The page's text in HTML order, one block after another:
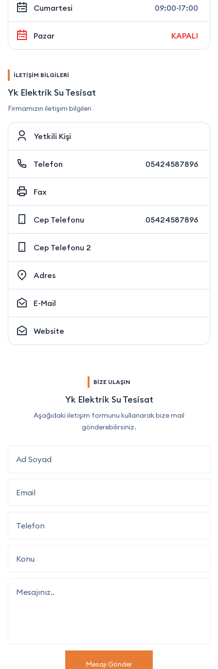
Cumartesi 09:00-17:00
Pazar KAPALI
İLETİŞİM BİLGİLERİ
Yk Elektrik Su Tesisat
Firmamızın iletişim bilgileri
Yetkili Kişi
Telefon 05424587896
Fax
Cep Telefonu 05424587896
Cep Telefonu 2
Adres
E-Mail
Website
BİZE ULAŞIN
Yk Elektrik Su Tesisat
Aşağıdaki iletişim formunu kullanarak bize mail
gönderebilirsiniz.
Mesajı Gönder